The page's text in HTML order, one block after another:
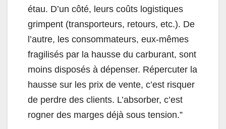
étau. D’un côté, leurs coûts logistiques
grimpent (transporteurs, retours, etc.). De
l’autre, les consommateurs, eux-mêmes
fragilisés par la hausse du carburant, sont
moins disposés à dépenser. Répercuter la
hausse sur les prix de vente, c’est risquer
de perdre des clients. L’absorber, c’est
rogner des marges déjà sous tension.”